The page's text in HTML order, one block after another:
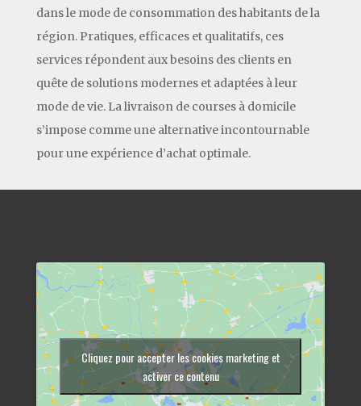
dans le mode de consommation des habitants de la
région. Pratiques, efficaces et qualitatifs, ces
services répondent aux besoins des clients en
quête de solutions modernes et adaptées à leur
mode de vie. La livraison de courses à domicile
s’impose comme une alternative incontournable
pour une expérience d’achat optimale.
Cliquez pour accepter les cookies marketing et
activer ce contenu